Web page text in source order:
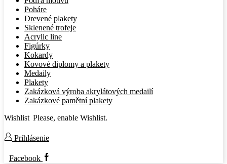
Poháre
Drevené plakety
Sklenené trofeje
Acrylic line
Figúrky
Kokardy
Kovové diplomy a plakety
Medaily
Plakety
Zakázková výroba akrylátových medailí
Zakázkové pamětní plakety
Wishlist Please, enable Wishlist.
Prihlásenie
Facebook